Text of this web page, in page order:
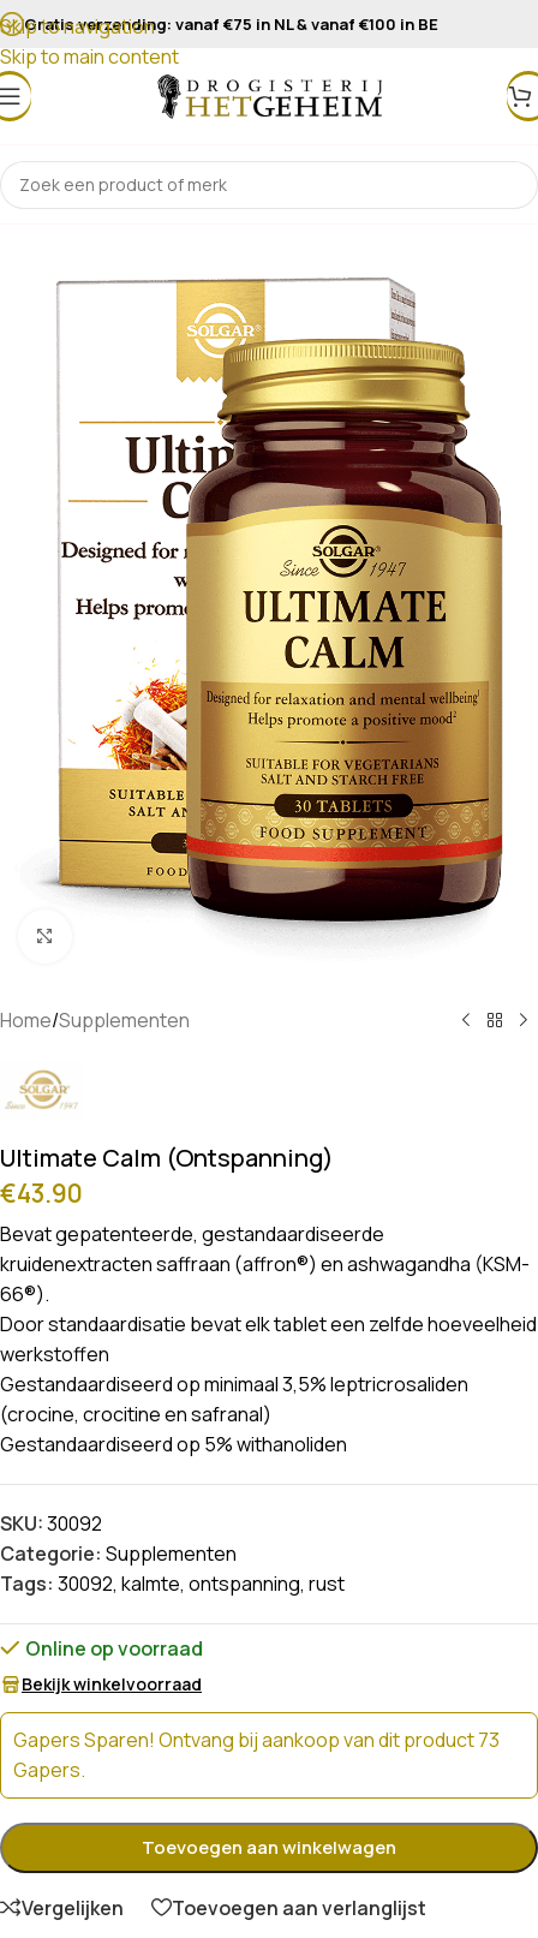
Skip to navigation
Skip to main content
Gratis verzending: vanaf €75 in NL & vanaf €100 in BE
Klik om te vergroten
Home/Supplementen
Ultimate Calm (Ontspanning)
€43.90
Bevat gepatenteerde, gestandaardiseerde
kruidenextracten saffraan (affron®) en ashwagandha (KSM-
66®).
Door standaardisatie bevat elk tablet een zelfde hoeveelheid
werkstoffen
Gestandaardiseerd op minimaal 3,5% leptricrosaliden
(crocine, crocitine en safranal)
Gestandaardiseerd op 5% withanoliden
SKU:30092
Categorie: Supplementen
Tags: 30092, kalmte, ontspanning, rust
Online op voorraad
Bekijk winkelvoorraad
Gapers Sparen! Ontvang bij aankoop van dit product 73
Gapers.
Toevoegen aan winkelwagen
Vergelijken Toevoegen aan verlanglijst